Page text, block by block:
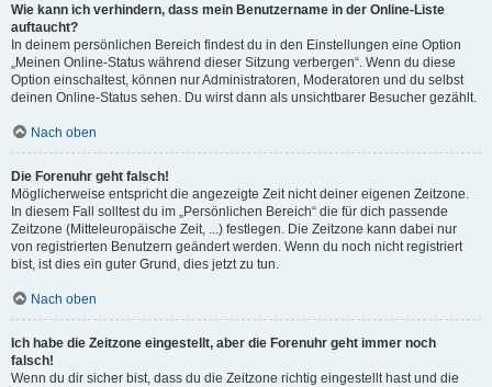
Wie kann ich verhindern, dass mein Benutzername in der Online-Liste
auftaucht?
In deinem persönlichen Bereich findest du in den Einstellungen eine Option
„Meinen Online-Status während dieser Sitzung verbergen“. Wenn du diese
Option einschaltest, können nur Administratoren, Moderatoren und du selbst
deinen Online-Status sehen. Du wirst dann als unsichtbarer Besucher gezählt.
Nach oben
Die Forenuhr geht falsch!
Möglicherweise entspricht die angezeigte Zeit nicht deiner eigenen Zeitzone.
In diesem Fall solltest du im „Persönlichen Bereich“ die für dich passende
Zeitzone (Mitteleuropäische Zeit, ...) festlegen. Die Zeitzone kann dabei nur
von registrierten Benutzern geändert werden. Wenn du noch nicht registriert
bist, ist dies ein guter Grund, dies jetzt zu tun.
Nach oben
Ich habe die Zeitzone eingestellt, aber die Forenuhr geht immer noch
falsch!
Wenn du dir sicher bist, dass du die Zeitzone richtig eingestellt hast und die